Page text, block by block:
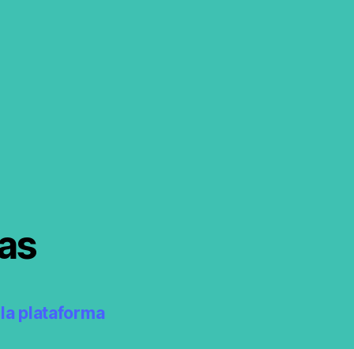
plataforma